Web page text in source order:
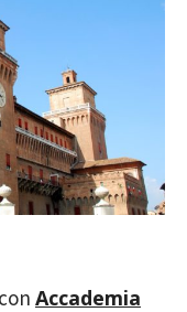
Accademia